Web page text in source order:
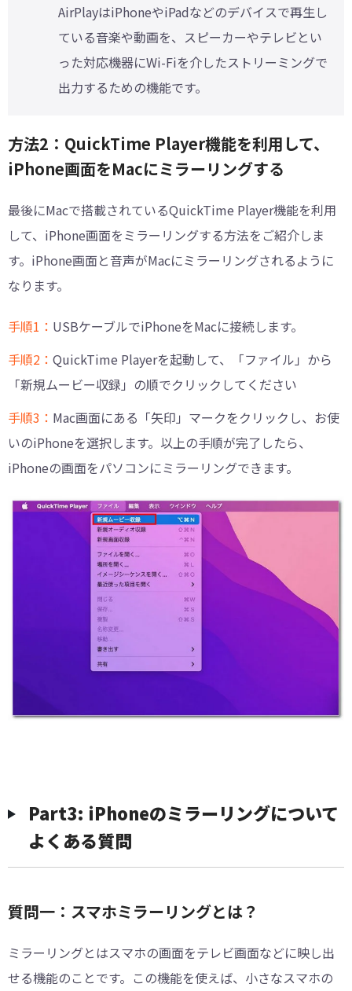
AirPlayはiPhoneやiPadなどのデバイスで再生し
ている音楽や動画を、スピーカーやテレビとい
った対応機器にWi-Fiを介したストリーミングで
出力するための機能です。
方法2：QuickTime Player機能を利用して、
iPhone画面をMacにミラーリングする
最後にMacで搭載されているQuickTime Player機能を利用
して、iPhone画面をミラーリングする方法をご紹介しま
す。iPhone画面と音声がMacにミラーリングされるように
なります。
手順1： USBケーブルでiPhoneをMacに接続します。
手順2： QuickTime Playerを起動して、「ファイル」から
「新規ムービー収録」の順でクリックしてください
手順3： Mac画面にある「矢印」マークをクリックし、お使
いのiPhoneを選択します。以上の手順が完了したら、
iPhoneの画面をパソコンにミラーリングできます。
Part3: iPhoneのミラーリングについて
よくある質問
質問一：スマホミラーリングとは？
ミラーリングとはスマホの画面をテレビ画面などに映し出
せる機能のことです。この機能を使えば、小さなスマホの